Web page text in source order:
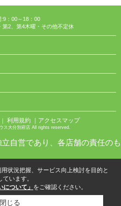
:9：00～18：00
第2、第4木曜・その他不定休
利用規約 ｜アクセスマップ
ス大分別府店 All rights reserved.
自営であり、各店舗の責任のも
状況把握、サービス向上検討を目的と
います。
について」 をご確認ください。
閉じる